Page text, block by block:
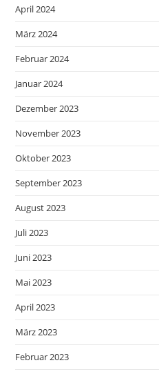
April 2024
März 2024
Februar 2024
Januar 2024
Dezember 2023
November 2023
Oktober 2023
September 2023
August 2023
Juli 2023
Juni 2023
Mai 2023
April 2023
März 2023
Februar 2023